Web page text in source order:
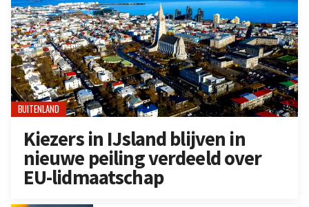
BUITENLAND
Kiezers in IJsland blijven in
nieuwe peiling verdeeld over
EU-lidmaatschap